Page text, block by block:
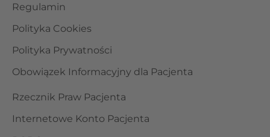
Regulamin
Polityka Cookies
Polityka Prywatności
Obowiązek Informacyjny dla Pacjenta
Rzecznik Praw Pacjenta
Internetowe Konto Pacjenta